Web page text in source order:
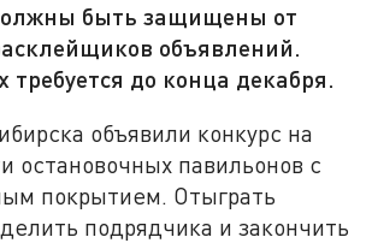
быть защищены от
объявлений.
требуется до конца декабря.
объявили конкурс на
остановочных павильонов с
покрытием. Отыграть
подрядчика и закончить